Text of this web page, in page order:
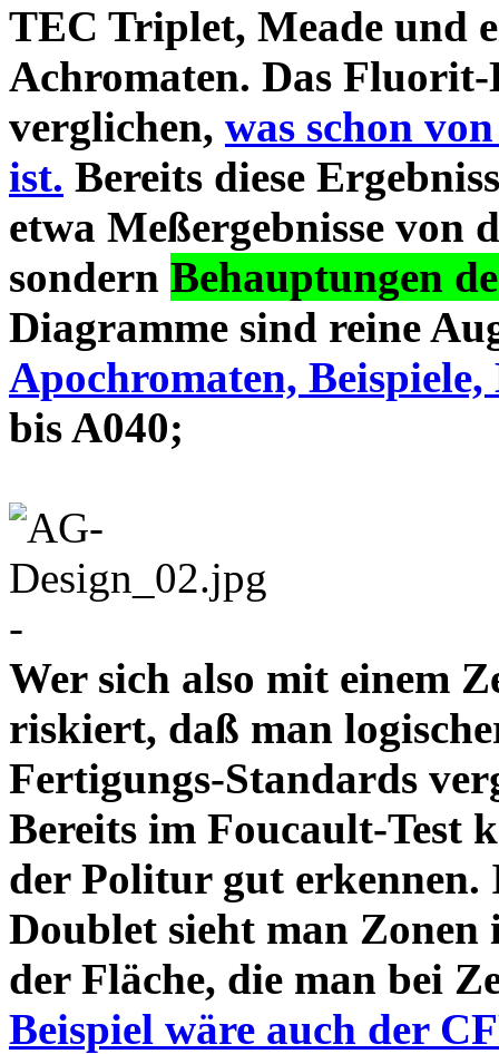
TEC Triplet, Meade und
Achromaten. Das
verglichen, was schon
ist. Bereits diese
etwa Meßergebnisse von
sondern Behauptungen
Diagramme sind reine
Apochromaten, Beispiele,
bis A040;
-
Wer sich also mit einem
riskiert, daß man
Fertigungs-Standards
Bereits im Foucault-Test
der Politur gut
Doublet sieht man Zonen
der Fläche, die man bei
Beispiel wäre auch der